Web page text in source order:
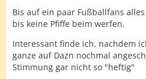
Bis auf ein paar Fußballfans
bis keine Pfiffe beim werfen.
Interessant finde ich, nachdem
ganze auf Dazn nochmal
Stimmung gar nicht so "heftig"